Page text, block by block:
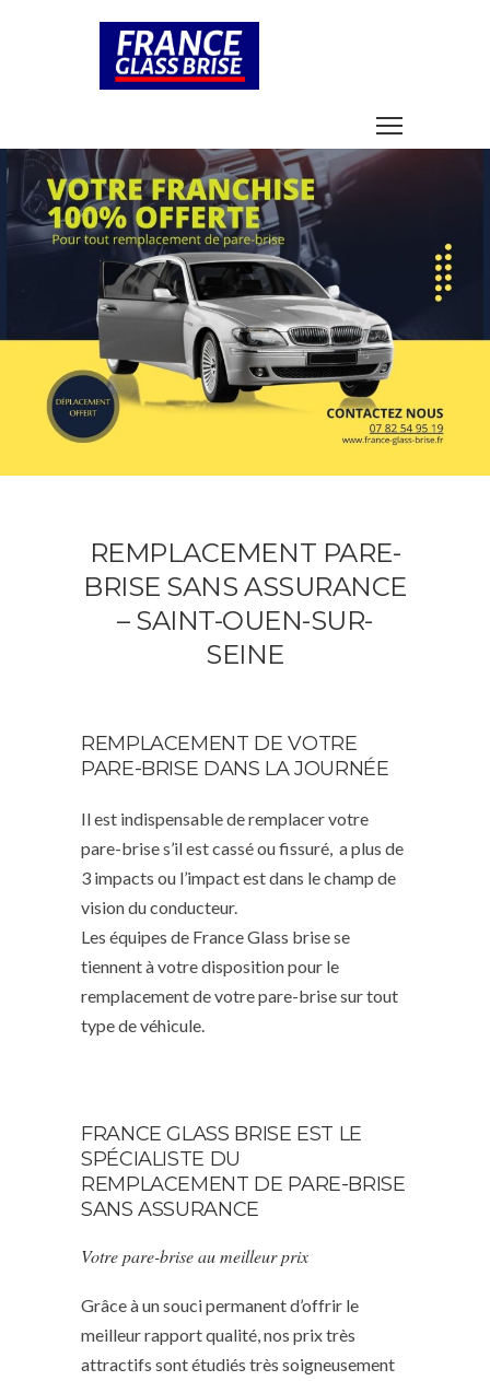
REMPLACEMENT PARE-
BRISE SANS ASSURANCE
– SAINT-OUEN-SUR-
SEINE
REMPLACEMENT DE VOTRE
PARE-BRISE DANS LA JOURNÉE
Il est indispensable de remplacer votre
pare-brise s’il est cassé ou fissuré, a plus de
3 impacts ou l’impact est dans le champ de
vision du conducteur.
Les équipes de France Glass brise se
tiennent à votre disposition pour le
remplacement de votre pare-brise sur tout
type de véhicule.
FRANCE GLASS BRISE EST LE
SPÉCIALISTE DU
REMPLACEMENT DE PARE-BRISE
SANS ASSURANCE
Votre pare-brise au meilleur prix
Grâce à un souci permanent d’offrir le
meilleur rapport qualité, nos prix très
attractifs sont étudiés très soigneusement